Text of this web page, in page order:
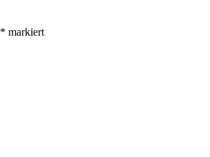
* markiert